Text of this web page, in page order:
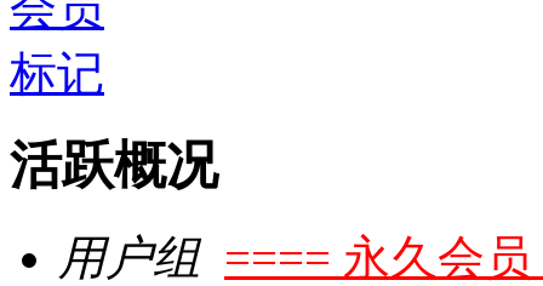
活跃概况
用户组 ==== 永久会员